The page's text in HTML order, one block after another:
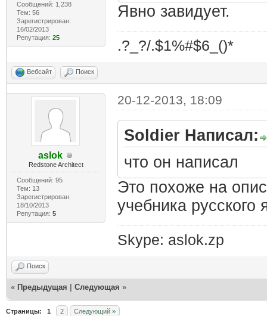
Сообщений: 1,238
Тем: 56
Зарегистрирован:
16/02/2013
Репутация: 25
Явно завидует.
.?_?/.$1%#$6_()*
Вебсайт Поиск
aslok
Redstone Architect
Сообщений: 95
Тем: 13
Зарегистрирован:
18/10/2013
Репутация: 5
20-12-2013, 18:09
Soldier Написал:
что он написал
Это похоже на
учебника русского
Skype: aslok.zp
Поиск
« Предыдущая Следующая »
Страницы: 1 2 Следующий »